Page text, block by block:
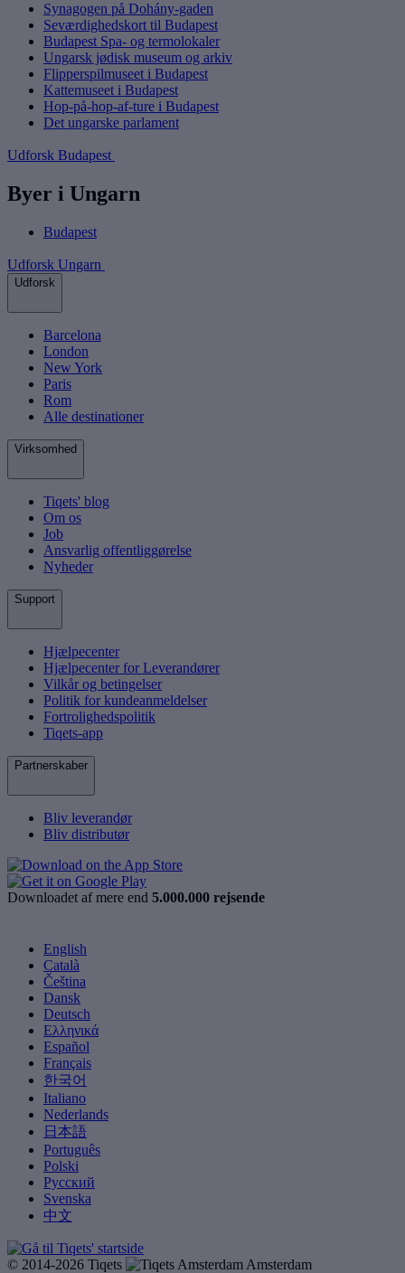
Synagogen på Dohány-gaden
Seværdighedskort til Budapest
Budapest Spa- og termolokaler
Ungarsk jødisk museum og arkiv
Flipperspilmuseet i Budapest
Kattemuseet i Budapest
Hop-på-hop-af-ture i Budapest
Det ungarske parlament
Udforsk Budapest
Byer i Ungarn
Budapest
Udforsk Ungarn
Udforsk
Barcelona
London
New York
Paris
Rom
Alle destinationer
Virksomhed
Tiqets' blog
Om os
Job
Ansvarlig offentliggørelse
Nyheder
Support
Hjælpecenter
Hjælpecenter for Leverandører
Vilkår og betingelser
Politik for kundeanmeldelser
Fortrolighedspolitik
Tiqets-app
Partnerskaber
Bliv leverandør
Bliv distributør
Downloadet af mere end 5.000.000 rejsende
English
Català
Čeština
Dansk
Deutsch
Ελληνικά
Español
Français
한국어
Italiano
Nederlands
日本語
Português
Polski
Русский
Svenska
中文
© 2014-2026 Tiqets
Amsterdam